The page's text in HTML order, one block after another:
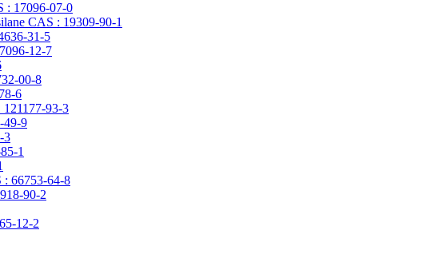
: 17096-07-0
CAS : 19309-90-1
31-5
12-7
00-8
6
93-3
49-9
3
1
: 66753-64-8
90-2
12-2